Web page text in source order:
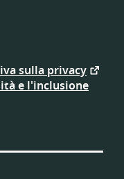
sulla privacy
e l'inclusione